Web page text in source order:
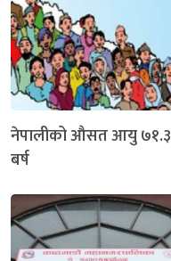
नेपालीको औसत आयु ७१.३
बर्ष